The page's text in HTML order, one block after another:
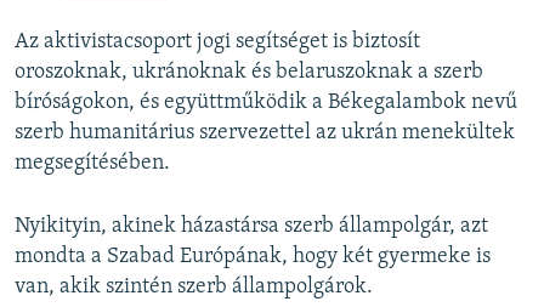
Az aktivistacsoport jogi segítséget is biztosít
oroszoknak, ukránoknak és belaruszoknak a szerb
bíróságokon, és együttműködik a Békegalambok nevű
szerb humanitárius szervezettel az ukrán menekültek
megsegítésében.
Nyikityin, akinek házastársa szerb állampolgár, azt
mondta a Szabad Európának, hogy két gyermeke is
van, akik szintén szerb állampolgárok.